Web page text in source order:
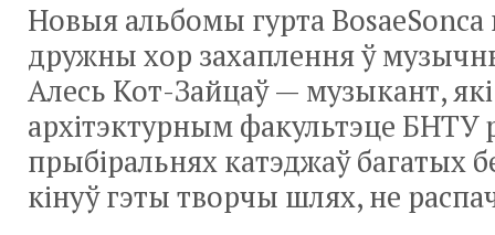
Новыя альбомы гурта BosaeSonca
дружны хор захаплення ў
Алесь Кот-Зайцаў — музыкант,
архітэктурным факультэце БНТУ
прыбіральнях катэджаў багатых
кінуў гэты творчы шлях, не